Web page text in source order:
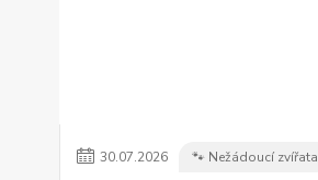
30.07.2026 🐾 Nežádoucí zvířata